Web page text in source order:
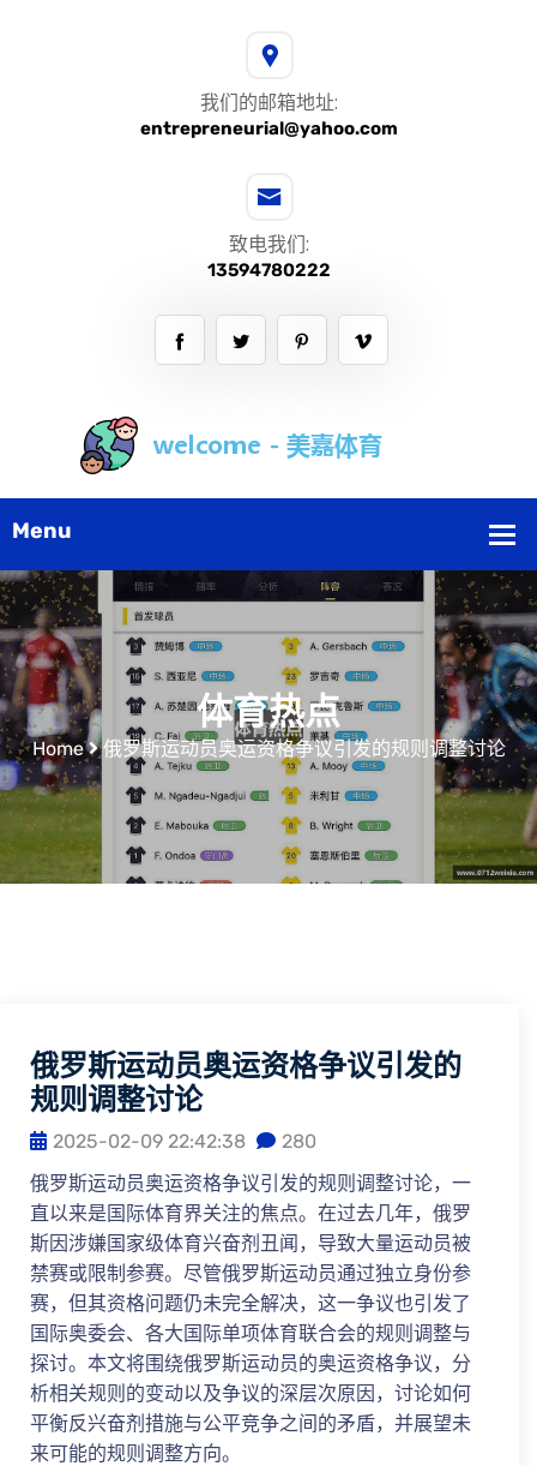
我们的邮箱地址:
entrepreneurial@yahoo.com
致电我们:
13594780222
体育热点
Home 俄罗斯运动员奥运资格争议引发的规则调整讨论
俄罗斯运动员奥运资格争议引发的
规则调整讨论
2025-02-09 22:42:38
280
俄罗斯运动员奥运资格争议引发的规则调整讨论，一
直以来是国际体育界关注的焦点。在过去几年，俄罗
斯因涉嫌国家级体育兴奋剂丑闻，导致大量运动员被
禁赛或限制参赛。尽管俄罗斯运动员通过独立身份参
赛，但其资格问题仍未完全解决，这一争议也引发了
国际奥委会、各大国际单项体育联合会的规则调整与
探讨。本文将围绕俄罗斯运动员的奥运资格争议，分
析相关规则的变动以及争议的深层次原因，讨论如何
平衡反兴奋剂措施与公平竞争之间的矛盾，并展望未
来可能的规则调整方向。